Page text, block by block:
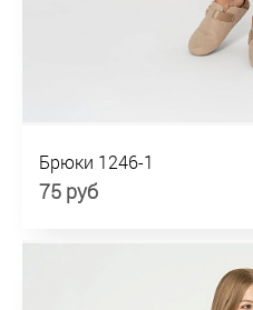
Брюки 1246-1
75 руб